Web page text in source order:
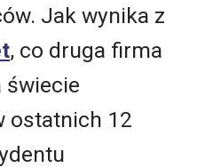
Jak wynika z
, co druga firma
świecie
ostatnich 12